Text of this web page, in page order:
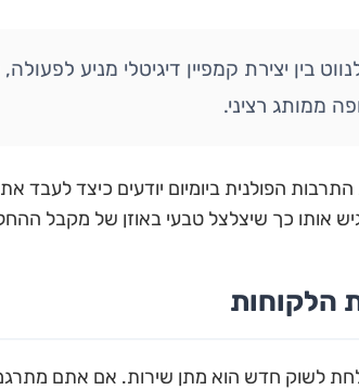
בין יצירת קמפיין דיגיטלי מניע
ממותג רציני.
הפולנית ביומיום יודעים כיצד לעבד
אותו כך שיצלצל טבעי באוזן של מקבל
הלקוחות
לשוק חדש הוא מתן שירות. אם אתם